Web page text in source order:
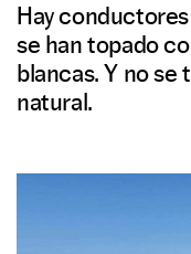
Hay
se han topado
blancas. Y no
natural.